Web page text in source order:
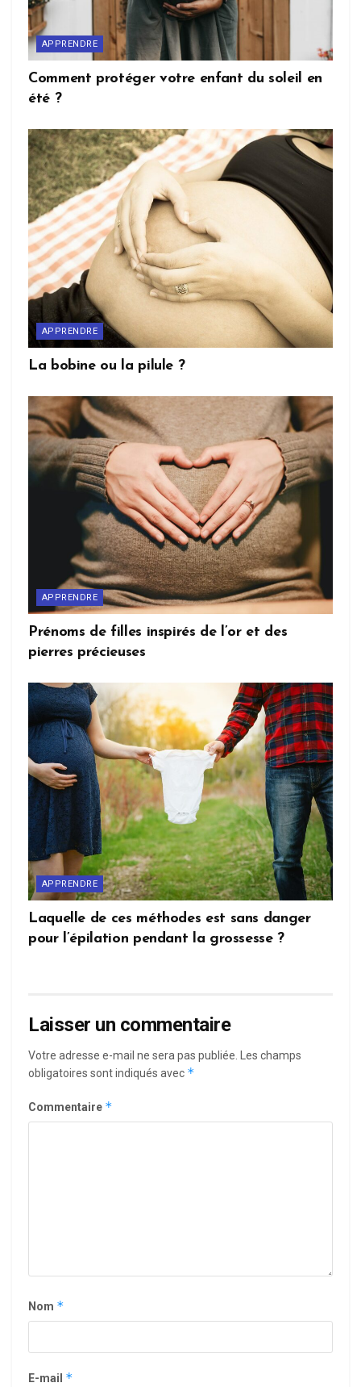
APPRENDRE
Comment protéger votre enfant du soleil en
été ?
APPRENDRE
La bobine ou la pilule ?
APPRENDRE
Prénoms de filles inspirés de l’or et des
pierres précieuses
APPRENDRE
Laquelle de ces méthodes est sans danger
pour l’épilation pendant la grossesse ?
Laisser un commentaire
Votre adresse e-mail ne sera pas publiée.
Les champs
obligatoires sont indiqués avec *
Commentaire *
Nom *
E-mail *